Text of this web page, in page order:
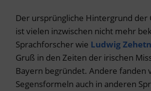
Der ursprüngliche Hintergrund
ist vielen inzwischen nicht mehr
Sprachforscher wie Ludwig
Gruß in den Zeiten der irischen
Bayern begründet. Andere fanden
Segensformeln auch in anderen